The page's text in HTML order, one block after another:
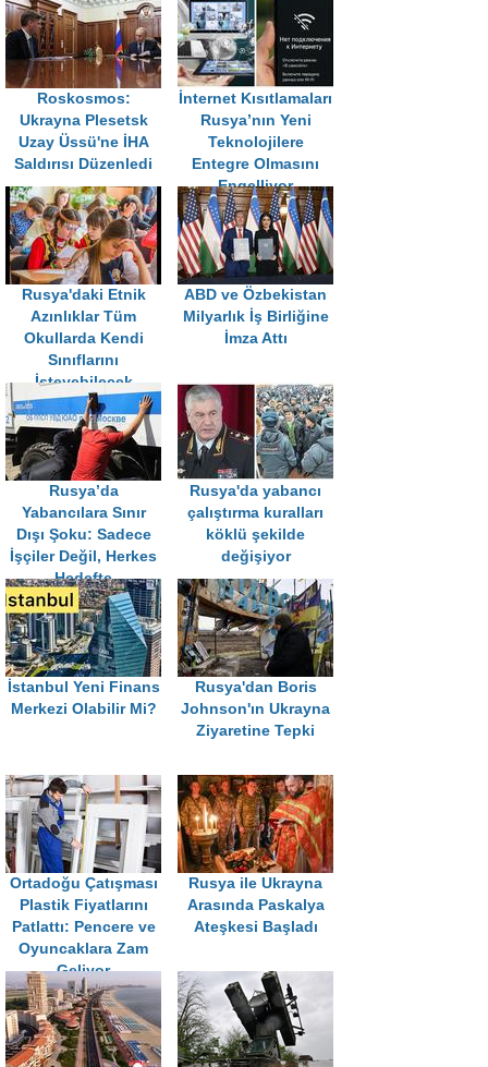
Görüyorum"
Roskosmos:
Ukrayna Plesetsk
Uzay Üssü'ne İHA
Saldırısı Düzenledi
İnternet Kısıtlamaları
Rusya’nın Yeni
Teknolojilere
Entegre Olmasını
Engelliyor
Rusya'daki Etnik
Azınlıklar Tüm
Okullarda Kendi
Sınıflarını
İsteyebilecek
ABD ve Özbekistan
Milyarlık İş Birliğine
İmza Attı
Rusya’da
Yabancılara Sınır
Dışı Şoku: Sadece
İşçiler Değil, Herkes
Hedefte
Rusya'da yabancı
çalıştırma kuralları
köklü şekilde
değişiyor
İstanbul Yeni Finans
Merkezi Olabilir Mi?
Rusya'dan Boris
Johnson'ın Ukrayna
Ziyaretine Tepki
Ortadoğu Çatışması
Plastik Fiyatlarını
Patlattı: Pencere ve
Oyuncaklara Zam
Geliyor
Rusya ile Ukrayna
Arasında Paskalya
Ateşkesi Başladı